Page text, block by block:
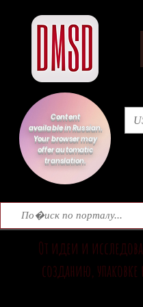
Content
available in Russian.
Your browser may
offer automatic
translation.
От идеи и
созданию, упаковке